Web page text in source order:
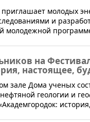
молодых
и
молодежной
на
настоящее,
зале Дома ученых
геологии и